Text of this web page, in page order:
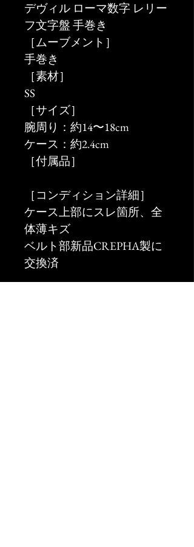
デヴィル ローマ数字 レリー
フ文字盤 手巻き
［ムーブメント］
手巻き
［素材］
SS
［サイズ］
腕周り：約14〜18cm
ケース：約2.4cm
［付属品］
［コンディション詳細］
ケース上部にスレ箇所、全
体薄キズ
ベルト部新品CREPHA製に
交換済